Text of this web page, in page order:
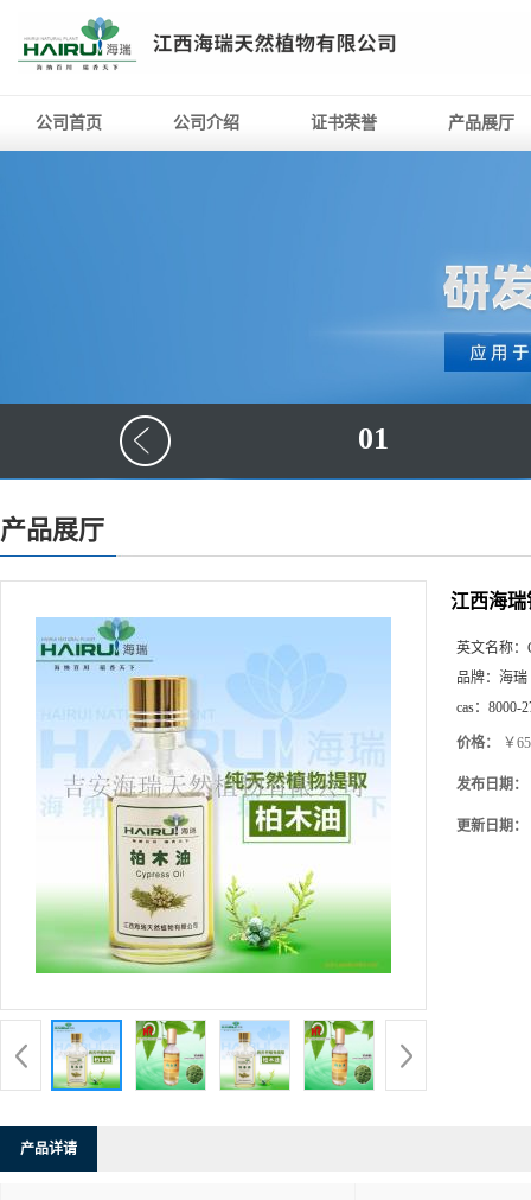
公司首页 公司介绍 证书荣誉 产品展厅
01
产品展厅
江西海瑞
英文名称：
品牌： 海瑞
cas： 8000-
价格： ￥
发布日期：
更新日期：
产品详请